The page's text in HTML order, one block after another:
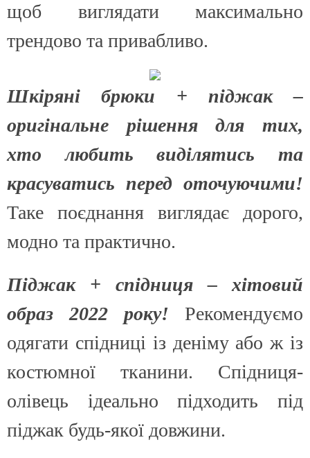
щоб виглядати максимально
трендово та привабливо.
Шкіряні брюки + піджак –
оригінальне рішення для тих,
хто любить виділятись та
красуватись перед оточуючими!
Таке поєднання виглядає дорого,
модно та практично.
Піджак + спідниця – хітовий
образ 2022 року! Рекомендуємо
одягати спідниці із деніму або ж із
костюмної тканини. Спідниця-
олівець ідеально підходить під
піджак будь-якої довжини.